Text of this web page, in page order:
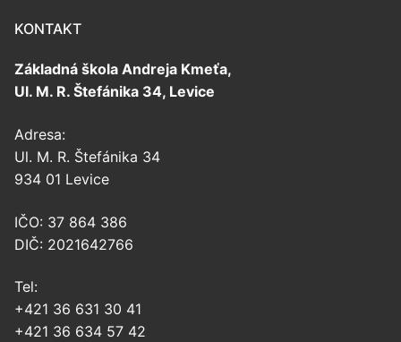
KONTAKT
Základná škola Andreja Kmeťa,
Ul. M. R. Štefánika 34, Levice
Adresa:
Ul. M. R. Štefánika 34
934 01 Levice
IČO: 37 864 386
DIČ: 2021642766
Tel:
+421 36 631 30 41
+421 36 634 57 42